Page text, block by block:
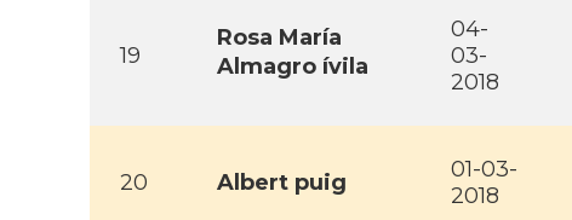
19
Rosa Marí­a
Almagro ívila
04-
03-
2018
20 Albert puig
01-03-
2018